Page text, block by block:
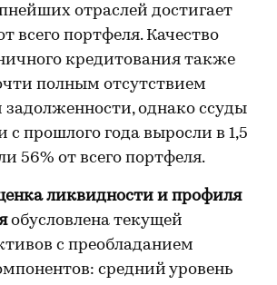
отраслей достигает
всего портфеля. Качество
кредитования также
полным отсутствием
задолженности, однако ссуды
с прошлого года выросли в 1,5
56% от всего портфеля.
ликвидности и профиля
обусловлена текущей
с преобладанием
средний уровень